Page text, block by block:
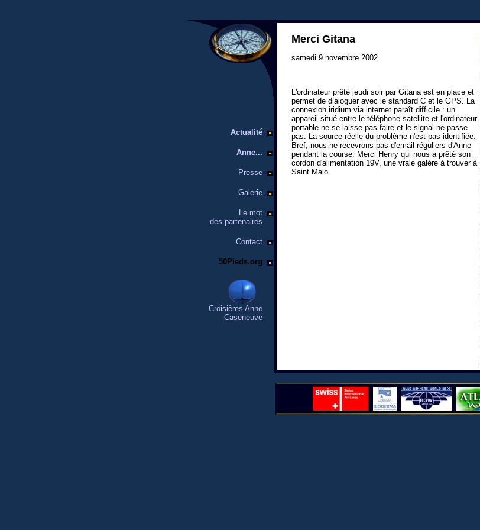
Actualité
Anne...
Presse
Galerie
Le mot
des partenaires
Contact
50Pieds.org
Croisières Anne
Caseneuve
Merci Gitana
samedi 9 novembre 2002
L'ordinateur prêté jeudi soir par Gitana est en place et
permet de dialoguer avec le standard C et le GPS. La
connexion iridium via internet paraît difficile : un
appareil situé entre le téléphone satellite et l'ordinateur
portable ne se laisse pas faire et le signal ne passe
pas. La source réelle du problème n'est pas identifiée.
Bref, nous ne recevrons pas d'email réguliers d'Anne
pendant la course. Merci Henry qui nous a prêté son
cordon d'alimentation 19V, une vraie galère à trouver à
Saint Malo.